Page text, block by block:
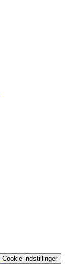
Cookie indstillinger